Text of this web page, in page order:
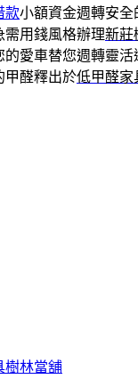
款小額資金週轉安
需用錢風格辦理新莊
的愛車替您週轉靈
甲醛釋出於低甲醛家
樹林當舖